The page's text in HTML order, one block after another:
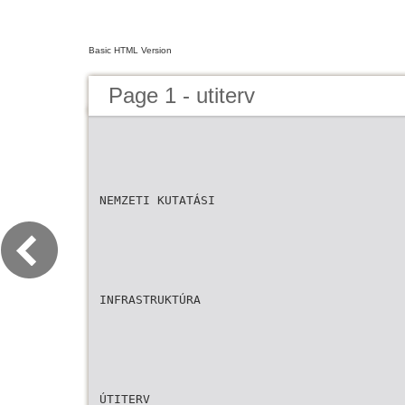
Basic HTML Version
Page 1 - utiterv
NEMZETI KUTATÁSI
INFRASTRUKTÚRA
ÚTITERV